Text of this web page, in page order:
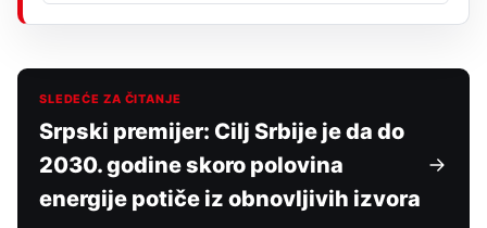
SLEDEĆE ZA ČITANJE
Srpski premijer: Cilj Srbije je da do
2030. godine skoro polovina
energije potiče iz obnovljivih izvora